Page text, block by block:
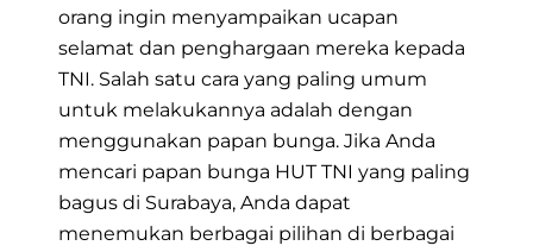
orang ingin menyampaikan ucapan
selamat dan penghargaan mereka kepada
TNI. Salah satu cara yang paling umum
untuk melakukannya adalah dengan
menggunakan papan bunga. Jika Anda
mencari papan bunga HUT TNI yang paling
bagus di Surabaya, Anda dapat
menemukan berbagai pilihan di berbagai